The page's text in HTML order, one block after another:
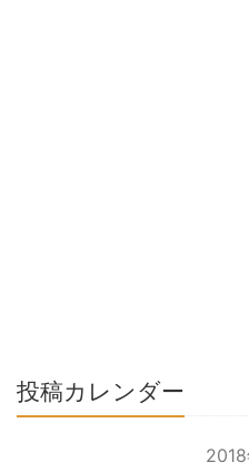
投稿カレンダー